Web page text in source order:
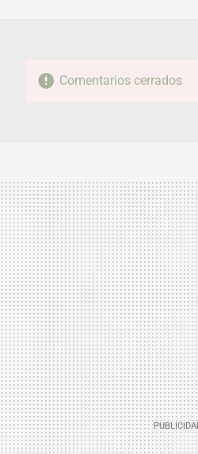
Comentarios cerrados